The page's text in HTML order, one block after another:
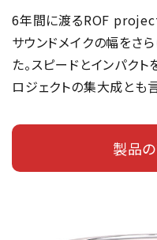
6年間に渡るROF
サウンドメイクの幅をさ
た。スピードとインパク
ロジェクトの集大成とも
製品